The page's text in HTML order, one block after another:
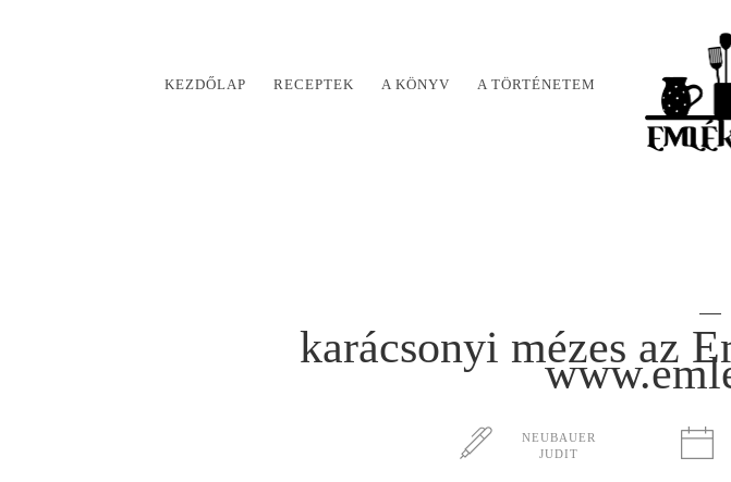
KEZDŐLAP RECEPTEK A KÖNYV A TÖRTÉNETEM
karácsonyi mézes az
NEUBAUER
JUDIT